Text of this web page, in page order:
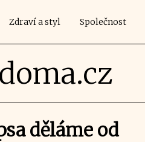
Zdraví a styl Společnost
děláme od